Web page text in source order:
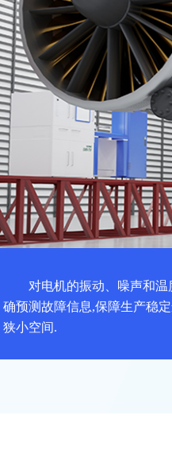
对电机的振动、噪声和
确预测故障信息,保障生产稳
狭小空间.